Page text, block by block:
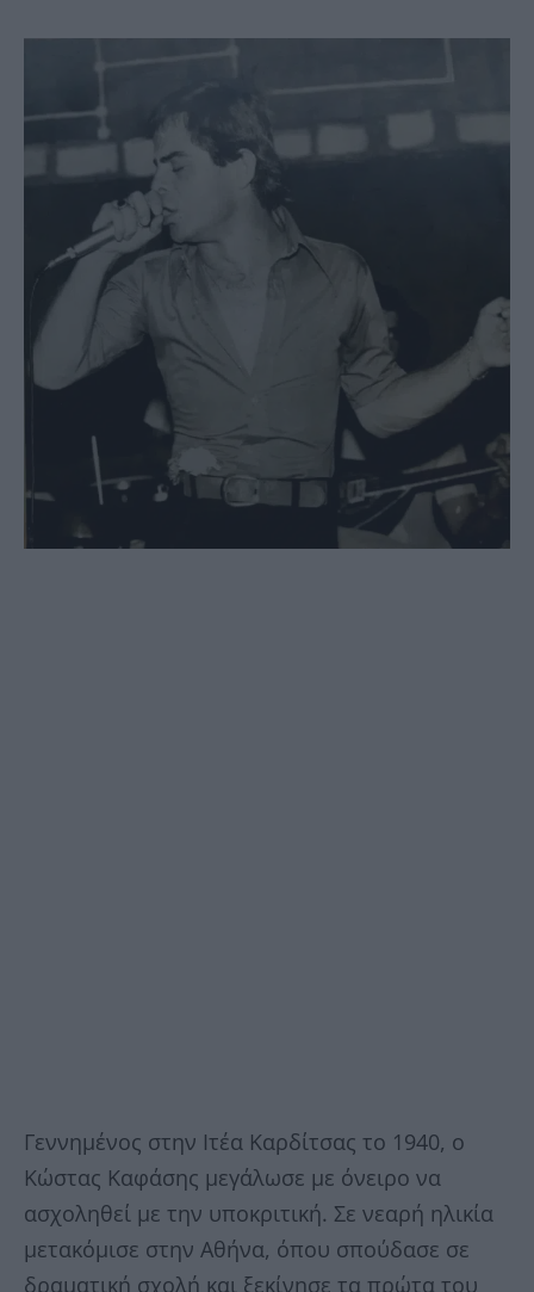
Γεννημένος στην Ιτέα Καρδίτσας το 1940, ο
Κώστας Καφάσης μεγάλωσε με όνειρο να
ασχοληθεί με την υποκριτική. Σε νεαρή ηλικία
μετακόμισε στην Αθήνα, όπου σπούδασε σε
δραματική σχολή και ξεκίνησε τα πρώτα του